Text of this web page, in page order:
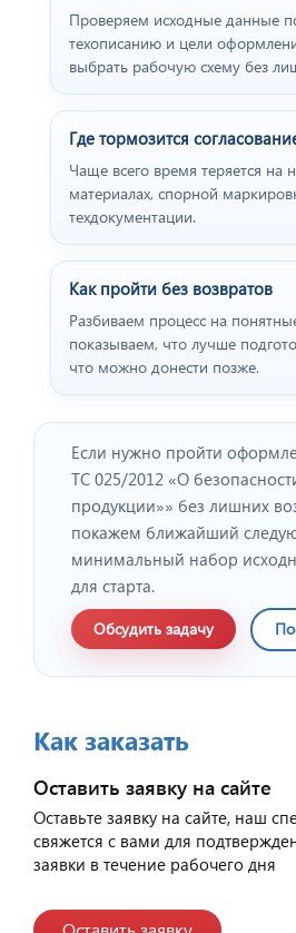
Проверяем исходные данные
техописанию и цели
выбрать рабочую схему без
Где тормозится
Чаще всего время теряется на
материалах, спорной
техдокументации.
Как пройти без возвратов
Разбиваем процесс на
показываем, что лучше
что можно донести позже.
Если нужно пройти
ТС 025/2012 «О
продукции»» без лишних
покажем ближайший
минимальный набор
для старта.
Обсудить задачу
Как заказать
Оставить заявку на сайте
Оставьте заявку на сайте, наш
свяжется с вами для
заявки в течение рабочего дня